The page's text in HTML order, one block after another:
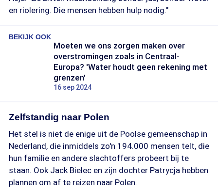
en riolering. Die mensen hebben hulp nodig."
BEKIJK OOK
Moeten we ons zorgen maken over
overstromingen zoals in Centraal-
Europa? 'Water houdt geen rekening met
grenzen'
16 sep 2024
Zelfstandig naar Polen
Het stel is niet de enige uit de Poolse gemeenschap in
Nederland, die inmiddels zo'n 194.000 mensen telt, die
hun familie en andere slachtoffers probeert bij te
staan. Ook Jack Bielec en zijn dochter Patrycja hebben
plannen om af te reizen naar Polen.